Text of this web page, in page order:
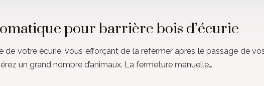
pour barrière bois d’écurie
de votre écurie, vous efforçant de la refermer après le passage de
un grand nombre d’animaux. La fermeture manuelle…